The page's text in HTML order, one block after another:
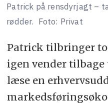
Patrick på rensdyrjagt –
rødder. Foto: Privat
Patrick tilbringer
igen vender
læse en